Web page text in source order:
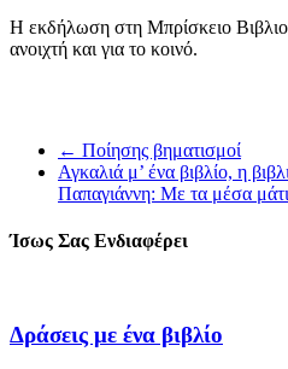
Η εκδήλωση στη Μπρίσκειο
ανοιχτή και για το κοινό.
← Ποίησης βηματισμοί
Αγκαλιά μ’ ένα βιβλίο, η
Παπαγιάννη: Με τα μέσα
Ίσως Σας Ενδιαφέρει
Δράσεις με ένα βιβλίο